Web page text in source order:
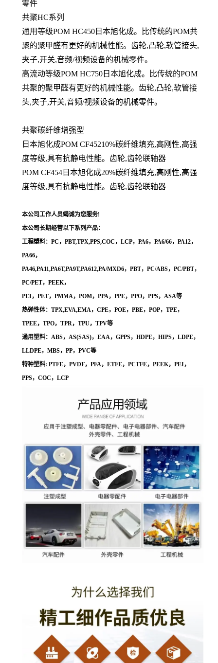
零件
共聚HC系列
通用等级POM HC450日本旭化成。比传统的POM共
聚的聚甲醛有更好的机械性能。齿轮,凸轮,软管接头,
夹子,开关,音频/视频设备的机械零件。
高流动等级POM HC750日本旭化成。比传统的POM
共聚的聚甲醛有更好的机械性能。齿轮,凸轮,软管接
头,夹子,开关,音频/视频设备的机械零件。
共聚碳纤维增强型
日本旭化成POM CF45210%碳纤维填充,高刚性,高强
度等级,具有抗静电性能。齿轮,齿轮联轴器
POM CF454日本旭化成20%碳纤维填充,高刚性,高强
度等级,具有抗静电性能。齿轮,齿轮联轴器
本公司工作人员竭诚为您服务!
本公司长期经营以下系列产品：
工程塑料：PC，PBT,TPX,PPS,COC，LCP，PA6，PA6/66，PA12，
PA66，
PA46,PA11,PA6T,PA9T,PA612,PA/MXD6，PBT，PC/ABS，PC/PBT，
PC/PET，PEEK，
PEI，PET，PMMA，POM，PPA，PPE，PPO，PPS，ASA等
热弹性体：TPX,EVA,EMA，CPE，POE，PBE，POP，TPE，
TPEE，TPO，TPR，TPU，TPV等
通用塑料：ABS，AS(SAS)，EAA，GPPS，HDPE，HIPS，LDPE，
LLDPE，MBS，PP，PVC等
特种塑料: PTFE，PVDF，PFA，ETFE，PCTFE，PEEK，PEI，
PPS，COC，LCP